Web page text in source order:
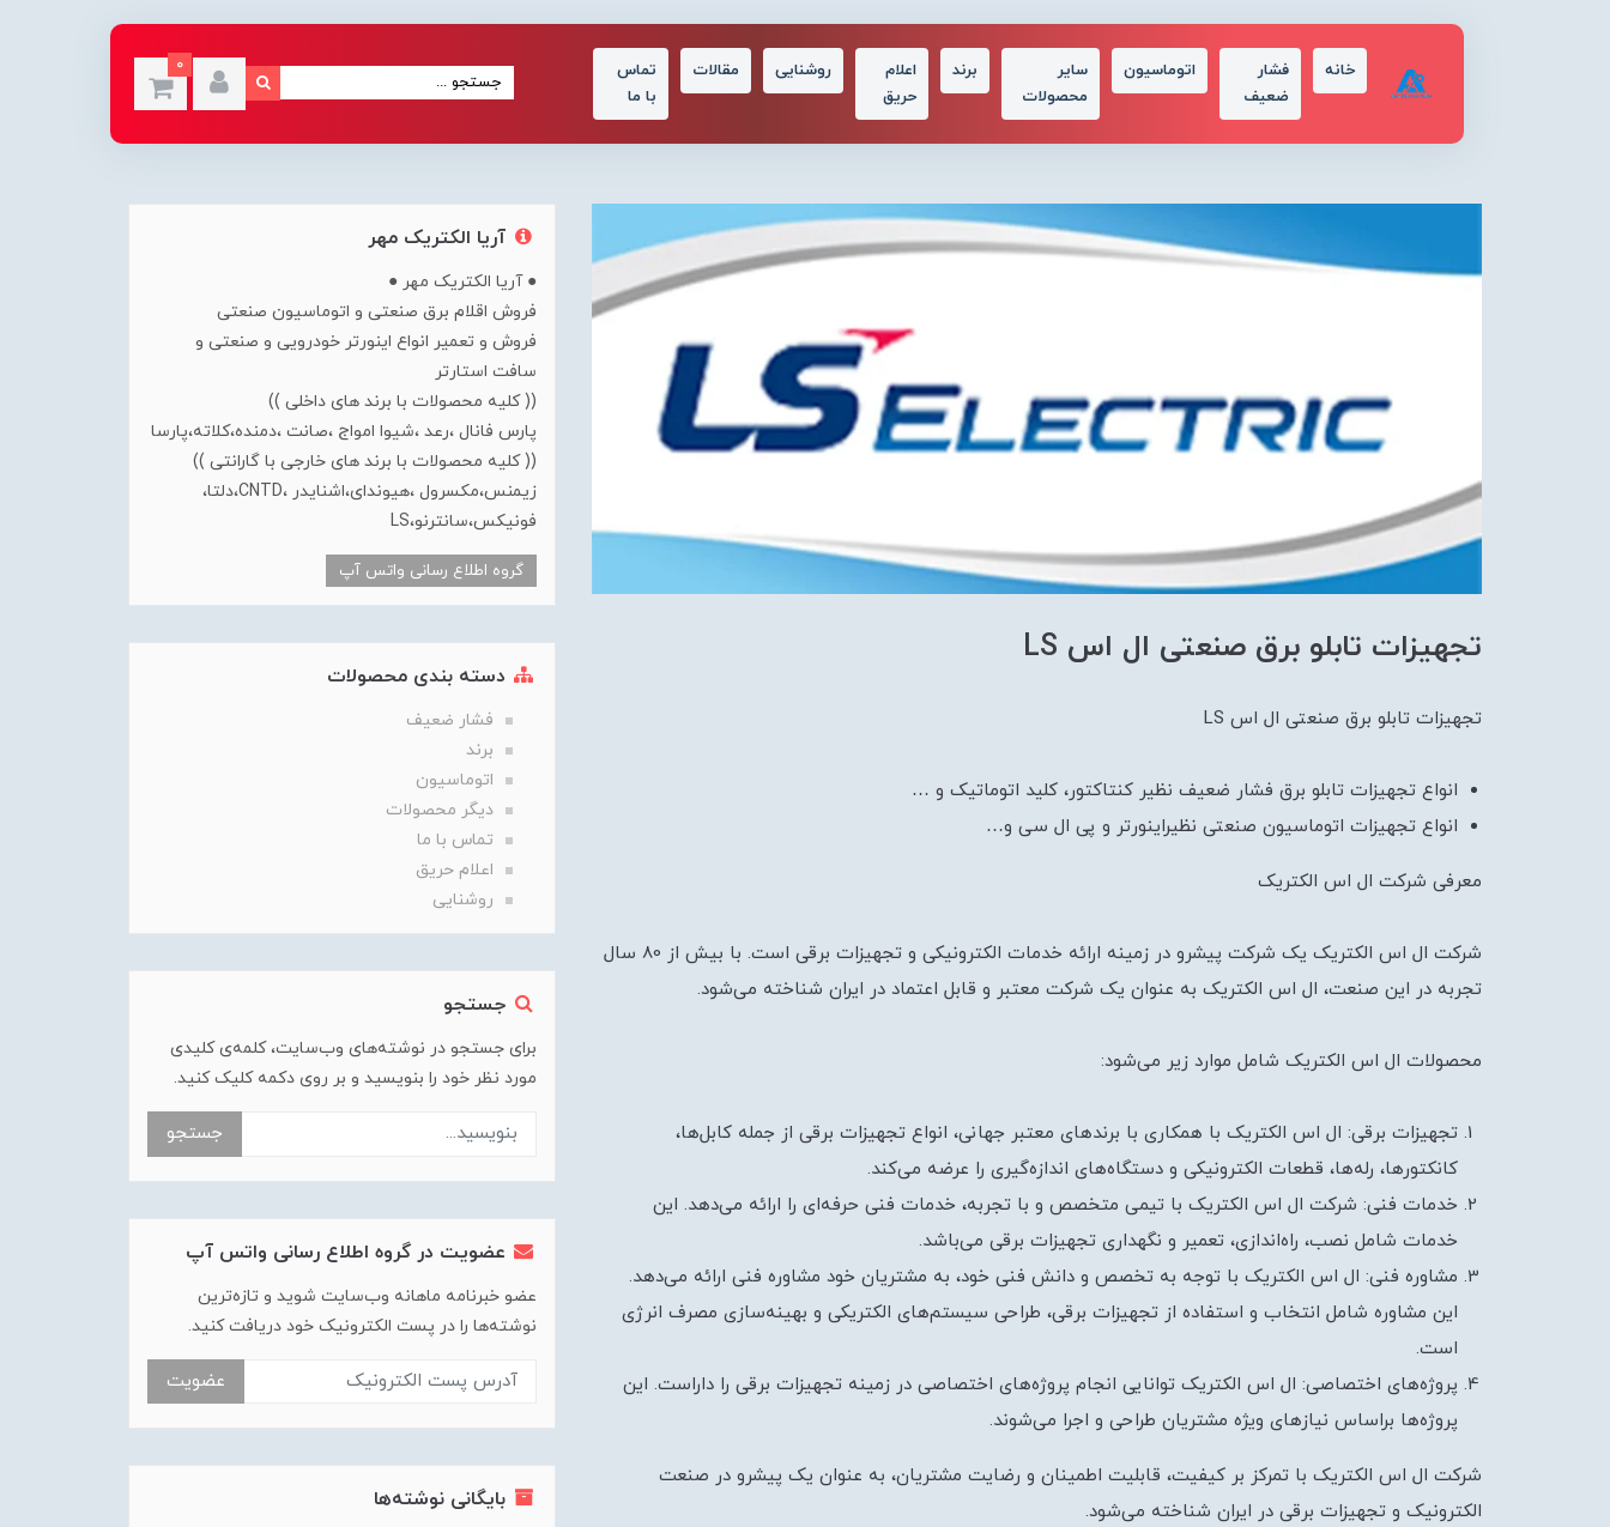
خانه
فشار
ضعیف
اتوماسیون
سایر
محصولات
برند
اعلام
حریق
روشنایی مقالات
تماس
با ما
0
تجهیزات تابلو برق صنعتی ال اس LS
تجهیزات تابلو برق صنعتی ال اس LS
انواع تجهیزات تابلو برق فشار ضعیف نظیر کنتاکتور، کلید اتوماتیک و …
انواع تجهیزات اتوماسیون صنعتی نظیراینورتر و پی ال سی و…
معرفی شرکت ال اس الکتریک
شرکت ال اس الکتریک یک شرکت پیشرو در زمینه ارائه خدمات الکترونیکی و تجهیزات برقی است. با بیش از 80 سال
تجربه در این صنعت، ال اس الکتریک به عنوان یک شرکت معتبر و قابل اعتماد در ایران شناخته می‌شود.
محصولات ال اس الکتریک شامل موارد زیر می‌شود:
تجهیزات برقی: ال اس الکتریک با همکاری با برندهای معتبر جهانی، انواع تجهیزات برقی از جمله کابل‌ها،
کانکتورها، رله‌ها، قطعات الکترونیکی و دستگاه‌های اندازه‌گیری را عرضه می‌کند.
خدمات فنی: شرکت ال اس الکتریک با تیمی متخصص و با تجربه، خدمات فنی حرفه‌ای را ارائه می‌دهد. این
خدمات شامل نصب، راه‌اندازی، تعمیر و نگهداری تجهیزات برقی می‌باشد.
مشاوره فنی: ال اس الکتریک با توجه به تخصص و دانش فنی خود، به مشتریان خود مشاوره فنی ارائه می‌دهد.
این مشاوره شامل انتخاب و استفاده از تجهیزات برقی، طراحی سیستم‌های الکتریکی و بهینه‌سازی مصرف انرژی
است.
پروژه‌های اختصاصی: ال اس الکتریک توانایی انجام پروژه‌های اختصاصی در زمینه تجهیزات برقی را داراست. این
پروژه‌ها براساس نیازهای ویژه مشتریان طراحی و اجرا می‌شوند.
شرکت ال اس الکتریک با تمرکز بر کیفیت، قابلیت اطمینان و رضایت مشتریان، به عنوان یک پیشرو در صنعت
الکترونیک و تجهیزات برقی در ایران شناخته می‌شود.
آریا الکتریک مهر
● آریا الکتریک مهر ●
فروش اقلام برق صنعتی و اتوماسیون صنعتی
فروش و تعمیر انواع اینورتر خودرویی و صنعتی و
سافت استارتر
(( کلیه محصولات با برند های داخلی ))
پارس فانال ،رعد ،شیوا امواج ،صانت ،دمنده،کلاته،پارسا
(( کلیه محصولات با برند های خارجی با گارانتی ))
زیمنس،مکسرول ،هیوندای،اشنایدر ،CNTD،دلتا،
فونیکس،سانترنو،LS
گروه اطلاع رسانی واتس آپ
دسته بندی محصولات
فشار ضعیف
برند
اتوماسیون
دیگر محصولات
تماس با ما
اعلام حریق
روشنایی
جستجو
برای جستجو در نوشته‌های وب‌سایت، کلمه‌ی کلیدی
مورد نظر خود را بنویسید و بر روی دکمه کلیک کنید.
جستجو
عضویت در گروه اطلاع رسانی واتس آپ
عضو خبرنامه ماهانه وب‌سایت شوید و تازه‌ترین
نوشته‌ها را در پست الکترونیک خود دریافت کنید.
عضویت
بایگانی نوشته‌ها